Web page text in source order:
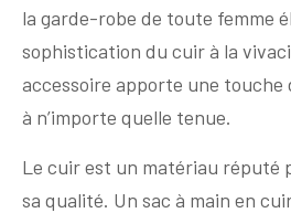
la garde-robe de toute femme
sophistication du cuir à la
accessoire apporte une touche
à n’importe quelle tenue.
Le cuir est un matériau réputé
sa qualité. Un sac à main en